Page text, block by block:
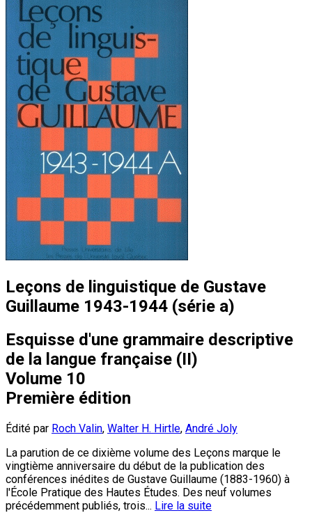
Leçons de linguistique de Gustave
Guillaume 1943-1944 (série a)
Esquisse d'une grammaire descriptive
de la langue française (II)
Volume 10
Première édition
Édité par Roch Valin, Walter H. Hirtle, André Joly
La parution de ce dixième volume des Leçons marque le
vingtième anniversaire du début de la publication des
conférences inédites de Gustave Guillaume (1883-1960) à
l'École Pratique des Hautes Études. Des neuf volumes
précédemment publiés, trois... Lire la suite